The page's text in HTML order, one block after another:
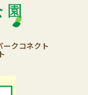
ークコネクト